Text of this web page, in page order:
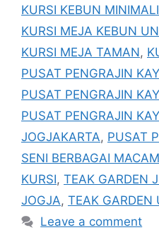
KURSI KEBUN
KURSI MEJA KEBUN
KURSI MEJA TAMAN,
PUSAT PENGRAJIN
PUSAT PENGRAJIN
PUSAT PENGRAJIN
JOGJAKARTA, PUSAT
SENI BERBAGAI
KURSI, TEAK GARDEN
JOGJA, TEAK GARDEN
Leave a comment